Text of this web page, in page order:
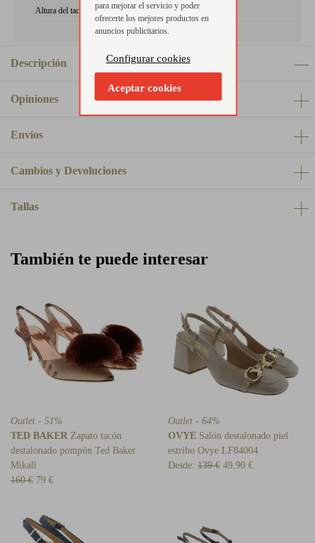
Altura del tacón: 5-8 cm
Descripción
Opiniones
Envíos
Cambios y Devoluciones
Tallas
También te puede interesar
Outlet - 51%
TED BAKER Zapato tacón
destalonado pompón Ted Baker
Mikali
160 € 79 €
Outlet - 64%
OVYE Salón destalonado piel
estribo Ovye LF84004
Desde: 139 € 49,90 €
para mejorar el servicio y poder
ofrecerte los mejores productos en
anuncios publicitarios.
Configurar cookies
Aceptar cookies